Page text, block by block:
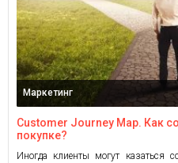
Маркетинг
Customer Journey Map. Как
покупке?
Иногда клиенты могут казаться